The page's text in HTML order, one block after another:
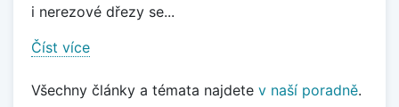
i nerezové dřezy se...
Číst více
Všechny články a témata najdete v naší poradně.